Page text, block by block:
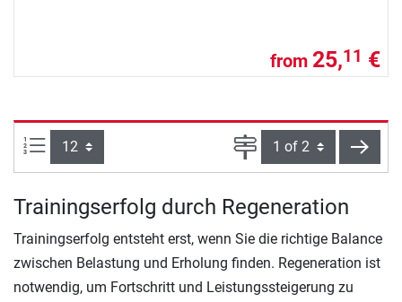
from 25,11 €
Items per page: Page next
Trainingserfolg durch Regeneration
Trainingserfolg entsteht erst, wenn Sie die richtige Balance
zwischen Belastung und Erholung finden. Regeneration ist
notwendig, um Fortschritt und Leistungssteigerung zu